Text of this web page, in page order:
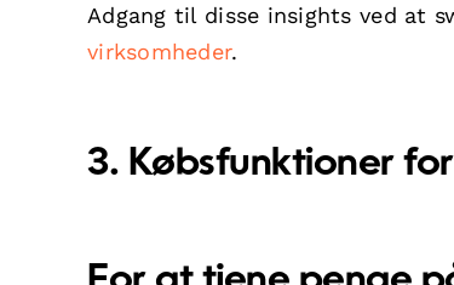
Adgang til disse insights ved at
virksomheder.
3. Købsfunktioner